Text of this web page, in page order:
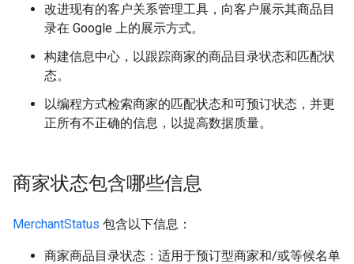
改进现有的客户关系管理工具，向客户展示其商品目
录在 Google 上的展示方式。
构建信息中心，以跟踪商家的商品目录状态和匹配状
态。
以编程方式检索商家的匹配状态和可预订状态，并更
正所有不正确的信息，以提高数据质量。
商家状态包含哪些信息
MerchantStatus 包含以下信息：
商家商品目录状态：适用于预订型商家和/或等候名单